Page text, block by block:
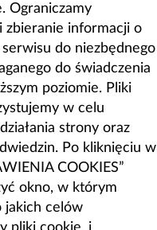
Ograniczamy
zbieranie informacji o
do niezbędnego
do świadczenia
poziomie. Pliki
w celu
strony oraz
Po kliknięciu w
COOKIES”
okno, w którym
jakich celów